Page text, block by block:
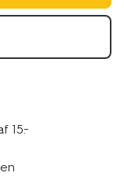
15.-